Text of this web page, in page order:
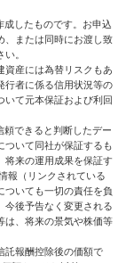
したものです。お申込
、または同時にお渡し致
。
資産には為替リスクもあ
行者に係る信用状況等の
いて元本保証および利回
できると判断したデー
ついて同社が保証するも
将来の運用成果を保証す
報（リンクされている
ついても一切の責任を負
今後予告なく変更される
は、将来の景気や株価等
託報酬控除後の価額で